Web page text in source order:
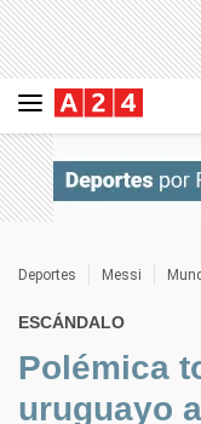
Deportes Messi
ESCÁNDALO
Polémica
uruguayo